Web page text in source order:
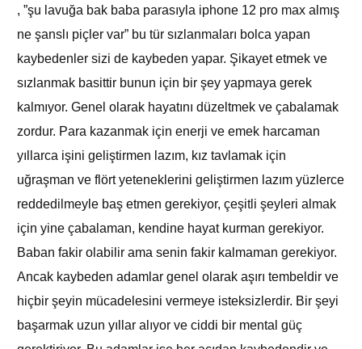
, ”şu lavuğa bak baba parasıyla iphone 12 pro max almış
ne şanslı piçler var” bu tür sızlanmaları bolca yapan
kaybedenler sizi de kaybeden yapar. Şikayet etmek ve
sızlanmak basittir bunun için bir şey yapmaya gerek
kalmıyor. Genel olarak hayatını düzeltmek ve çabalamak
zordur. Para kazanmak için enerji ve emek harcaman
yıllarca işini geliştirmen lazım, kız tavlamak için
uğraşman ve flört yeteneklerini geliştirmen lazım yüzlerce
reddedilmeyle baş etmen gerekiyor, çeşitli şeyleri almak
için yine çabalaman, kendine hayat kurman gerekiyor.
Baban fakir olabilir ama senin fakir kalmaman gerekiyor.
Ancak kaybeden adamlar genel olarak aşırı tembeldir ve
hiçbir şeyin mücadelesini vermeye isteksizlerdir. Bir şeyi
başarmak uzun yıllar alıyor ve ciddi bir mental güç